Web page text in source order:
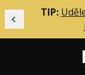
Předchozí
TIP: